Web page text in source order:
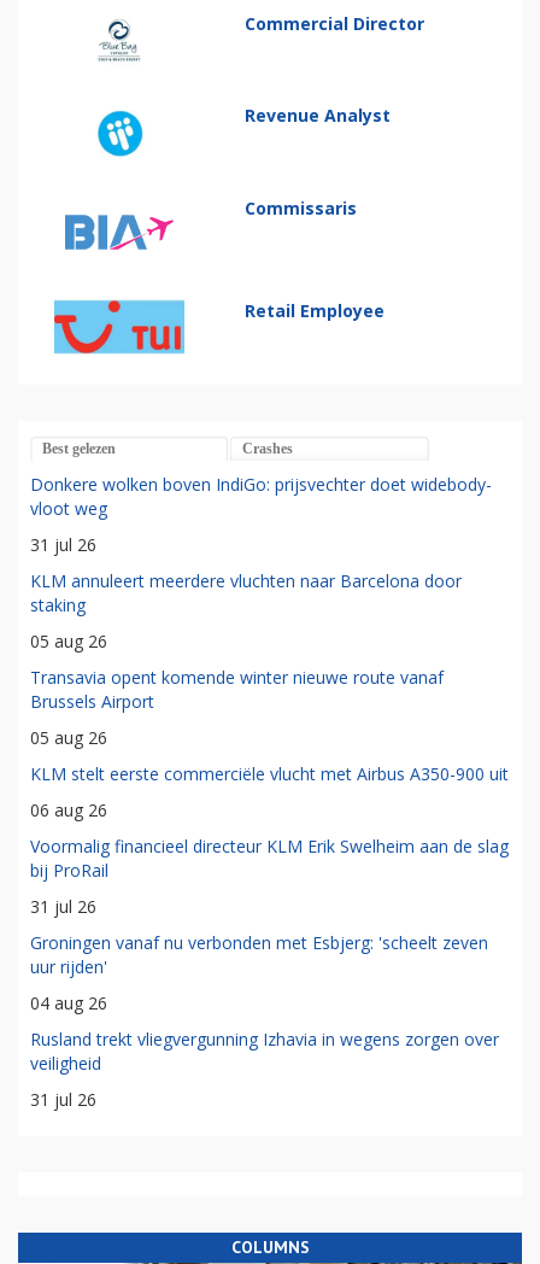
Commercial Director
Revenue Analyst
Commissaris
Retail Employee
Best gelezen Crashes
Donkere wolken boven IndiGo: prijsvechter doet widebody-
vloot weg
31 jul 26
KLM annuleert meerdere vluchten naar Barcelona door
staking
05 aug 26
Transavia opent komende winter nieuwe route vanaf
Brussels Airport
05 aug 26
KLM stelt eerste commerciële vlucht met Airbus A350-900 uit
06 aug 26
Voormalig financieel directeur KLM Erik Swelheim aan de slag
bij ProRail
31 jul 26
Groningen vanaf nu verbonden met Esbjerg: 'scheelt zeven
uur rijden'
04 aug 26
Rusland trekt vliegvergunning Izhavia in wegens zorgen over
veiligheid
31 jul 26
COLUMNS